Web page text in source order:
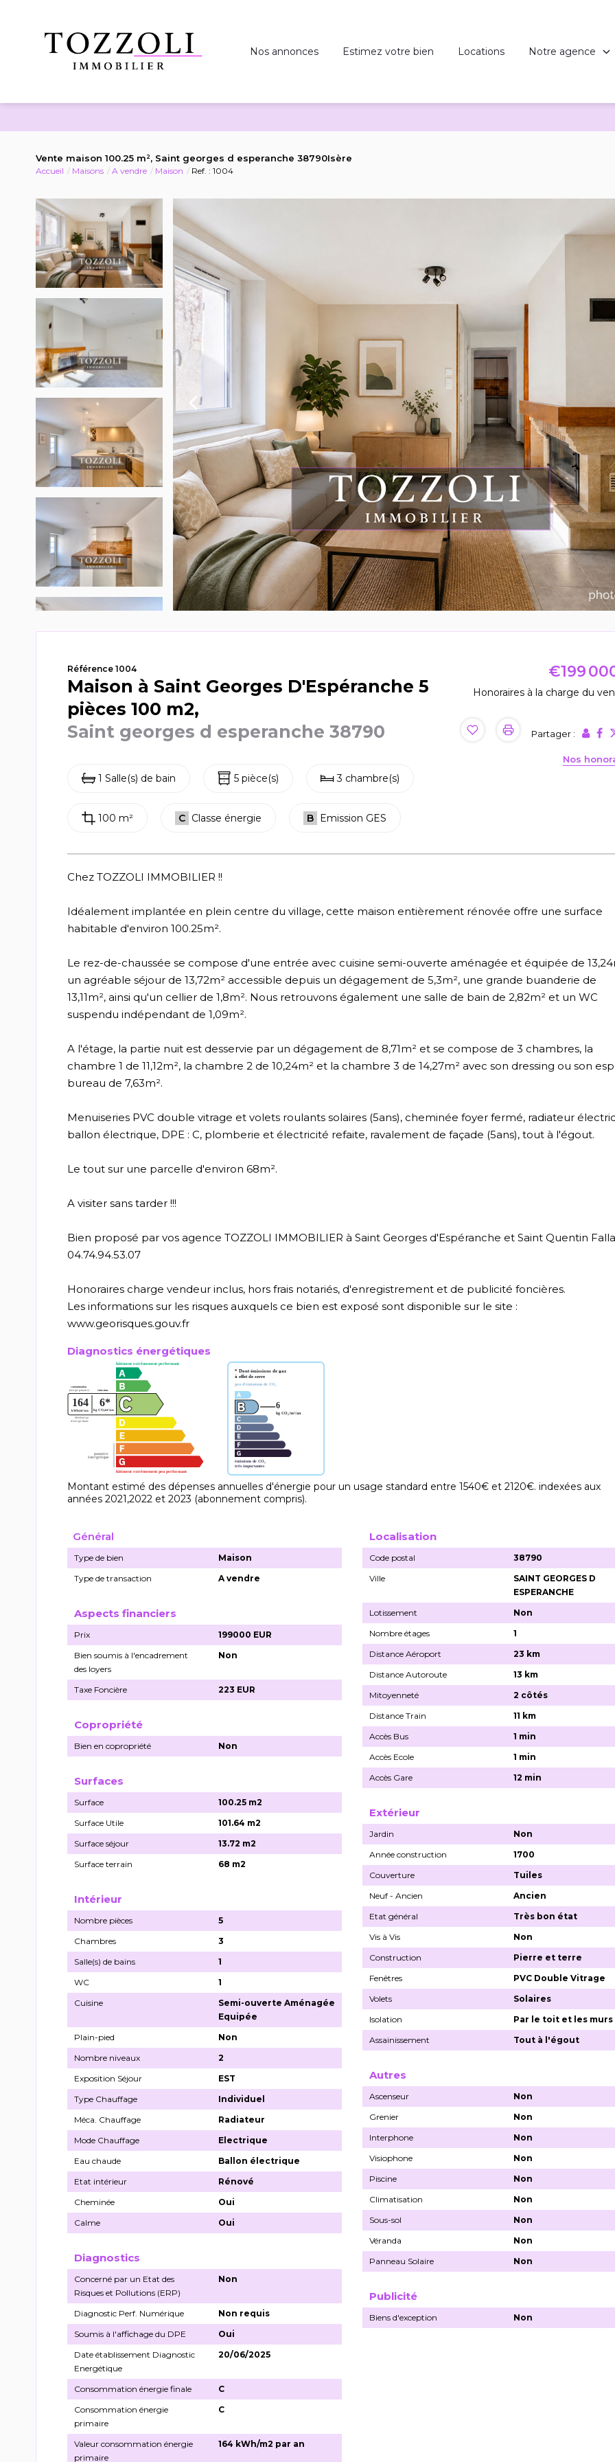
Nos annonces Estimez votre bien Locations Notre agence
Vente maison 100.25 m², Saint georges d esperanche 38790Isère
Accueil Maisons A vendre Maison Ref. : 1004
Référence 1004
Maison à Saint Georges D'Espéranche 5
pièces 100 m2,
Saint georges d esperanche 38790
1 Salle(s) de bain 5 pièce(s) 3 chambre(s)
100 m² C Classe énergie B Emission GES
€199
Honoraires à la charge du
Partager :
Nos
Chez TOZZOLI IMMOBILIER !!
Idéalement implantée en plein centre du village, cette maison entièrement rénovée offre une surface
habitable d'environ 100.25m².
Le rez-de-chaussée se compose d'une entrée avec cuisine semi-ouverte aménagée et équipée de
un agréable séjour de 13,72m² accessible depuis un dégagement de 5,3m², une grande buanderie de
13,11m², ainsi qu'un cellier de 1,8m². Nous retrouvons également une salle de bain de 2,82m² et un WC
suspendu indépendant de 1,09m².
A l'étage, la partie nuit est desservie par un dégagement de 8,71m² et se compose de 3 chambres, la
chambre 1 de 11,12m², la chambre 2 de 10,24m² et la chambre 3 de 14,27m² avec son dressing ou son
bureau de 7,63m².
Menuiseries PVC double vitrage et volets roulants solaires (5ans), cheminée foyer fermé, radiateur
ballon électrique, DPE : C, plomberie et électricité refaite, ravalement de façade (5ans), tout à l'égout.
Le tout sur une parcelle d'environ 68m².
A visiter sans tarder !!!
Bien proposé par vos agence TOZZOLI IMMOBILIER à Saint Georges d'Espéranche et Saint Quentin
04.74.94.53.07
Honoraires charge vendeur inclus, hors frais notariés, d'enregistrement et de publicité foncières.
Les informations sur les risques auxquels ce bien est exposé sont disponible sur le site :
www.georisques.gouv.fr
Diagnostics énergétiques
Montant estimé des dépenses annuelles d'énergie pour un usage standard entre 1540€ et 2120€. indexées aux
années 2021,2022 et 2023 (abonnement compris).
Général
Type de bien
Maison
Type de transaction
A vendre
Localisation
Code postal
38790
Ville
SAINT GEORGES D
ESPERANCHE
Lotissement
Non
Nombre étages
1
Distance Aéroport
23 km
Distance Autoroute
13 km
Mitoyenneté
2 côtés
Distance Train
11 km
Accès Bus
1 min
Accès Ecole
1 min
Accès Gare
12 min
Aspects financiers
Prix
199000 EUR
Bien soumis à l'encadrement
des loyers
Non
Taxe Foncière 223 EUR
Copropriété
Bien en copropriété Non
Surfaces
Surface
100.25 m2
Surface Utile
101.64 m2
Surface séjour
13.72 m2
Surface terrain
68 m2
Extérieur
Jardin
Non
Année construction
1700
Couverture
Tuiles
Neuf - Ancien
Ancien
Etat général
Très bon état
Vis à Vis
Non
Construction
Pierre et terre
Fenêtres
PVC Double Vitrage
Volets
Solaires
Isolation
Par le toit et les murs
Assainissement
Tout à l'égout
Intérieur
Nombre pièces
5
Chambres
3
Salle(s) de bains
1
WC
1
Cuisine
Semi-ouverte Aménagée
Equipée
Plain-pied
Non
Nombre niveaux
2
Exposition Séjour
EST
Type Chauffage
Individuel
Méca. Chauffage
Radiateur
Mode Chauffage
Electrique
Eau chaude
Ballon électrique
Etat intérieur
Rénové
Cheminée
Oui
Calme
Oui
Autres
Ascenseur
Non
Grenier
Non
Interphone
Non
Visiophone
Non
Piscine
Non
Climatisation
Non
Sous-sol
Non
Véranda
Non
Panneau Solaire
Non
Diagnostics
Concerné par un Etat des
Risques et Pollutions (ERP)
Non
Diagnostic Perf. Numérique
Non requis
Soumis à l'affichage du DPE
Oui
Date établissement Diagnostic
Energétique
20/06/2025
Consommation énergie finale
C
Consommation énergie
primaire
C
Valeur consommation énergie
primaire
164 kWh/m2 par an
Publicité
Biens d'exception Non